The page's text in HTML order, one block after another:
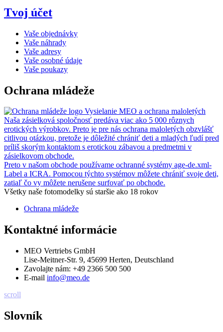
Tvoj účet
Vaše objednávky
Vaše náhrady
Vaše adresy
Vaše osobné údaje
Vaše poukazy
Ochrana mládeže
Vysielanie MEO a ochrana maloletých
Naša zásielková spoločnosť predáva viac ako 5 000 rôznych
erotických výrobkov. Preto je pre nás ochrana maloletých obzvlášť
citlivou otázkou, pretože je dôležité chrániť deti a mladých ľudí pred
príliš skorým kontaktom s erotickou zábavou a predmetmi v
zásielkovom obchode.
Preto v našom obchode používame ochranné systémy age-de.xml-
Label a ICRA. Pomocou týchto systémov môžete chrániť svoje deti,
zatiaľ čo vy môžete nerušene surfovať po obchode.
Všetky naše fotomodelky sú staršie ako 18 rokov
Ochrana mládeže
Kontaktné informácie
MEO Vertriebs GmbH
Lise-Meitner-Str. 9, 45699 Herten, Deutschland
Zavolajte nám: +49 2366 500 500
E-mail info@meo.de
scroll
Slovník